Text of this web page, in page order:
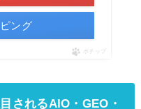
ング
ポチップ
されるAIO・GEO・